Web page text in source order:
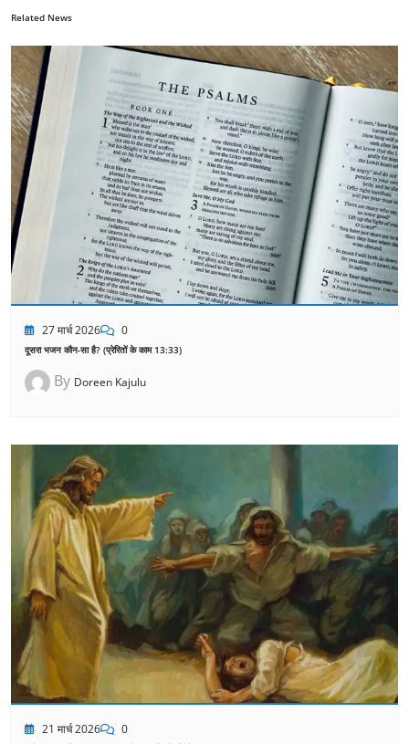
Related News
27 मार्च 2026 0
दूसरा भजन कौन-सा है? (प्रेरितों के काम 13:33)
By Doreen Kajulu
21 मार्च 2026 0